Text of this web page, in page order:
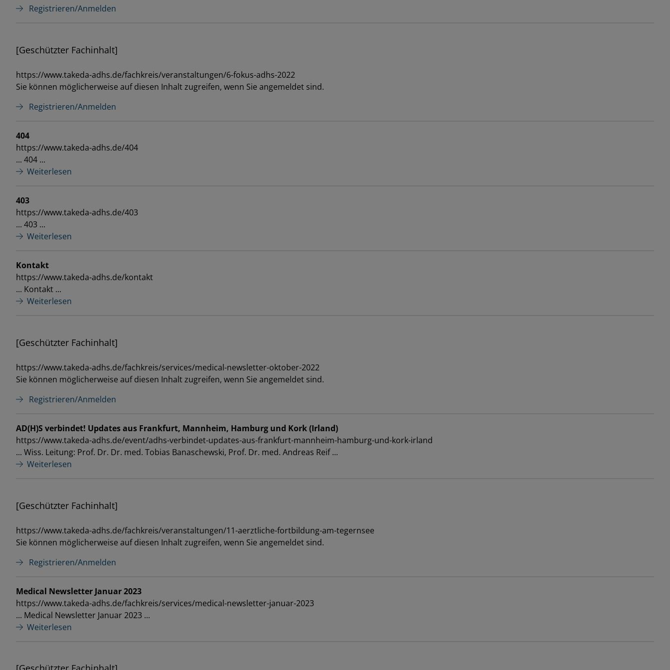
Registrieren/Anmelden
[Geschützter Fachinhalt]
https://www.takeda-adhs.de/fachkreis/veranstaltungen/6-fokus-adhs-2022
Sie können möglicherweise auf diesen Inhalt zugreifen, wenn Sie angemeldet sind.
Registrieren/Anmelden
404
https://www.takeda-adhs.de/404
... 404 ...
Weiterlesen
403
https://www.takeda-adhs.de/403
... 403 ...
Weiterlesen
Kontakt
https://www.takeda-adhs.de/kontakt
... Kontakt ...
Weiterlesen
[Geschützter Fachinhalt]
https://www.takeda-adhs.de/fachkreis/services/medical-newsletter-oktober-2022
Sie können möglicherweise auf diesen Inhalt zugreifen, wenn Sie angemeldet sind.
Registrieren/Anmelden
AD(H)S verbindet! Updates aus Frankfurt, Mannheim, Hamburg und Kork (Irland)
https://www.takeda-adhs.de/event/adhs-verbindet-updates-aus-frankfurt-mannheim-hamburg-und-kork-irland
... Wiss. Leitung: Prof. Dr. Dr. med. Tobias Banaschewski, Prof. Dr. med. Andreas Reif ...
Weiterlesen
[Geschützter Fachinhalt]
https://www.takeda-adhs.de/fachkreis/veranstaltungen/11-aerztliche-fortbildung-am-tegernsee
Sie können möglicherweise auf diesen Inhalt zugreifen, wenn Sie angemeldet sind.
Registrieren/Anmelden
Medical Newsletter Januar 2023
https://www.takeda-adhs.de/fachkreis/services/medical-newsletter-januar-2023
... Medical Newsletter Januar 2023 ...
Weiterlesen